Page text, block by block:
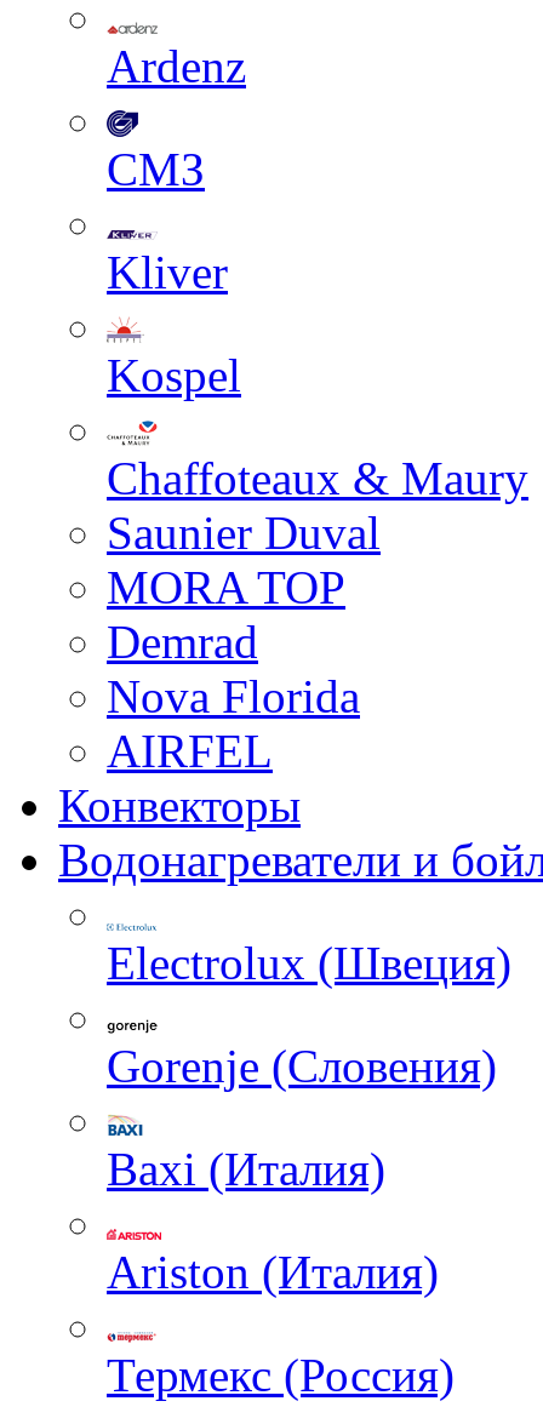
Ardenz
СМЗ
Kliver
Kospel
Chaffoteaux & Maury
Saunier Duval
MORA TOP
Demrad
Nova Florida
AIRFEL
Конвекторы
Водонагреватели и
Electrolux (Швеция)
Gorenje (Словения)
Baxi (Италия)
Ariston (Италия)
Термекс (Россия)